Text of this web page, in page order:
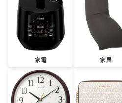
家電 家具